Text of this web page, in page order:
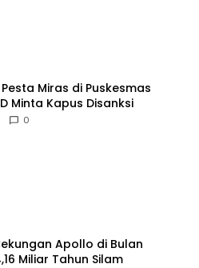
Miras di Puskesmas
Minta Kapus Disanksi
0
Apollo di Bulan
Miliar Tahun Silam